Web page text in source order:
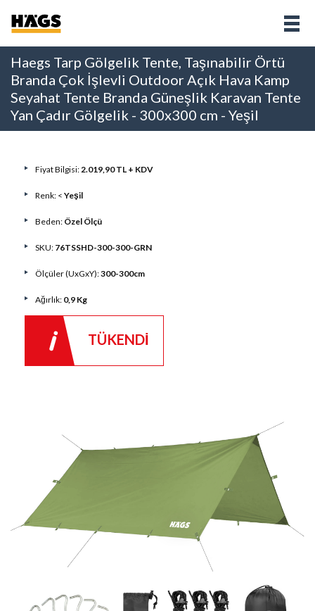
Haegs Tarp Gölgelik Tente, Taşınabilir Örtü
Branda Çok İşlevli Outdoor Açık Hava Kamp
Seyahat Tente Branda Güneşlik Karavan Tente
Yan Çadır Gölgelik - 300x300 cm - Yeşil
Fiyat Bilgisi:2.019,90 TL + KDV
Renk: < Yeşil
Beden: Özel Ölçü
SKU: 76TSSHD-300-300-GRN
Ölçüler (UxGxY):300-300cm
Ağırlık: 0,9 Kg
TÜKENDİ